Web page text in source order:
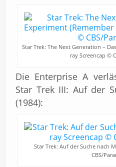
Star Trek: The Next Generation –
ray Screencap ©
Die Enterprise A
Star Trek III: Auf der
(1984):
Star Trek: Auf der Suche nach
CBS/